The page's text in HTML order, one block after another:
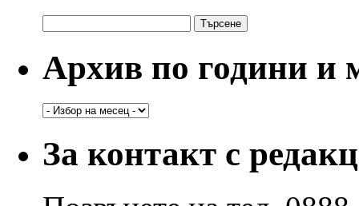
за:
Архив по години и
Архив
и
месеци
За контакт с